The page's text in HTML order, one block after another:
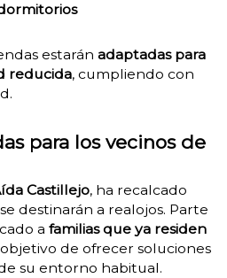
estarán adaptadas para
reducida, cumpliendo con
para los vecinos de
Castillejo, ha recalcado
destinarán a realojos. Parte
a familias que ya residen
de ofrecer soluciones
su entorno habitual.